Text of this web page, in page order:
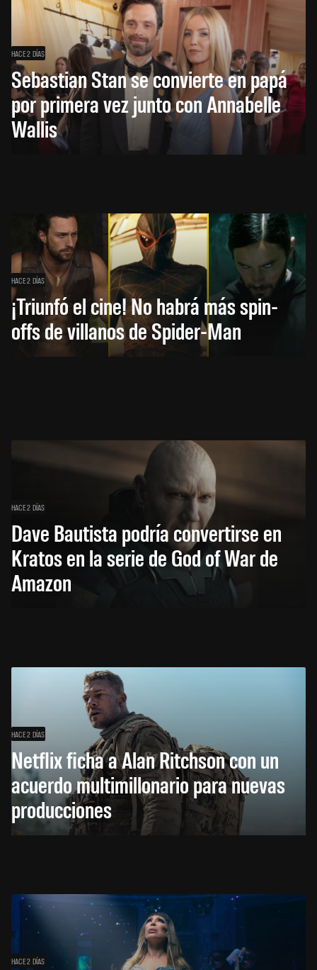
HACE 2 DÍAS
Sebastian Stan se convierte en papá
por primera vez junto con Annabelle
Wallis
HACE 2 DÍAS
¡Triunfó el cine! No habrá más spin-
offs de villanos de Spider-Man
HACE 2 DÍAS
Dave Bautista podría convertirse en
Kratos en la serie de God of War de
Amazon
HACE 2 DÍAS
Netflix ficha a Alan Ritchson con un
acuerdo multimillonario para nuevas
producciones
HACE 2 DÍAS